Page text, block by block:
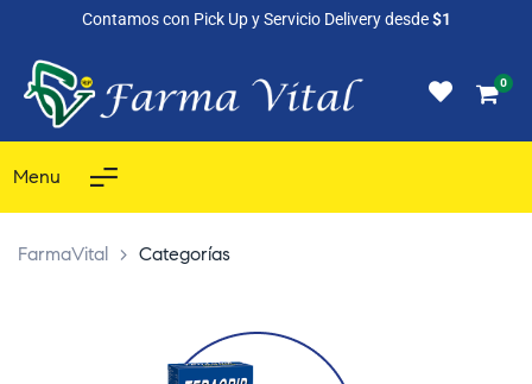
Contamos con Pick Up y Servicio Delivery desde$1
0
Menu
FarmaVital > Categorías